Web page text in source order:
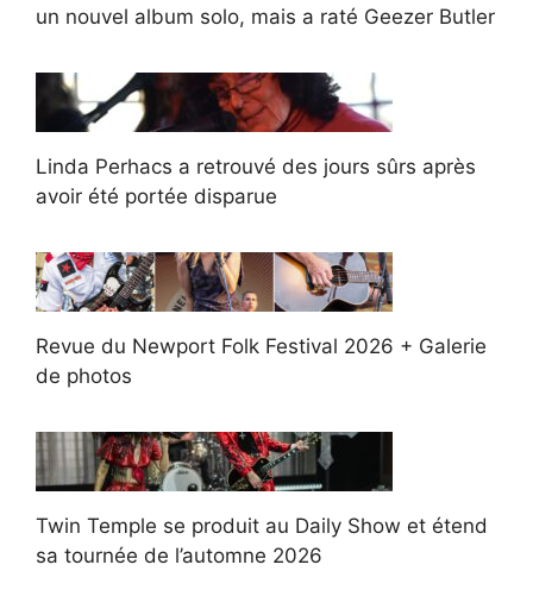
un nouvel album solo, mais a raté Geezer Butler
Linda Perhacs a retrouvé des jours sûrs après
avoir été portée disparue
Revue du Newport Folk Festival 2026 + Galerie
de photos
Twin Temple se produit au Daily Show et étend
sa tournée de l’automne 2026